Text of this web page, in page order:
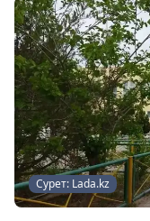
Сурет: Lada.kz